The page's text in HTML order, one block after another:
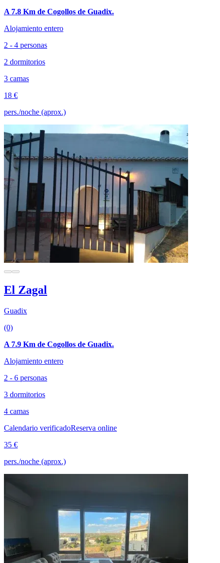
A 7.8 Km de Cogollos de Guadix.
Alojamiento entero
2 - 4 personas
2 dormitorios
3 camas
18 €
pers./noche (aprox.)
El Zagal
Guadix
(0)
A 7.9 Km de Cogollos de Guadix.
Alojamiento entero
2 - 6 personas
3 dormitorios
4 camas
Calendario verificadoReserva online
35 €
pers./noche (aprox.)